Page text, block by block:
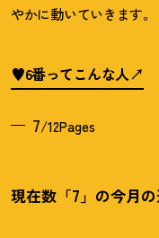
やかに動いていきます。
♥6番ってこんな人
7/12Pages
現在数「7」の今月